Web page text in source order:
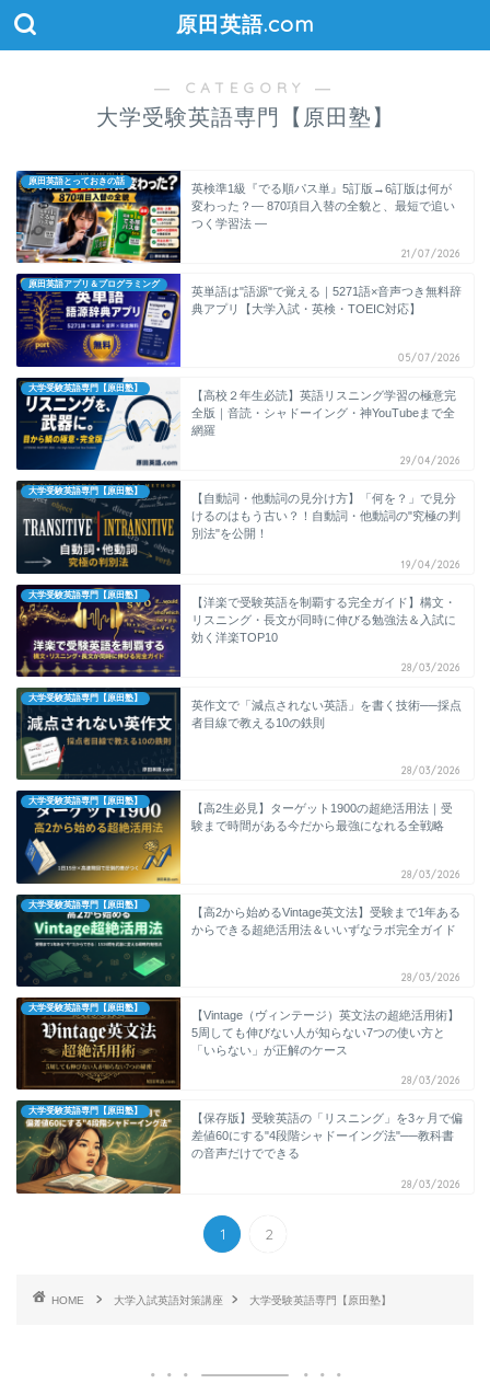
原田英語.com
― CATEGORY ―
大学受験英語専門【原田塾】
原田英語とっておきの話
英検準1級『でる順パス単』5訂版→6訂版は何が
変わった？― 870項目入替の全貌と、最短で追い
つく学習法 ―
21/07/2026
原田英語アプリ＆プログラミング
英単語は"語源"で覚える｜5271語×音声つき無料辞
典アプリ【大学入試・英検・TOEIC対応】
05/07/2026
大学受験英語専門【原田塾】
【高校２年生必読】英語リスニング学習の極意完
全版｜音読・シャドーイング・神YouTubeまで全
網羅
29/04/2026
大学受験英語専門【原田塾】
【自動詞・他動詞の見分け方】「何を？」で見分
けるのはもう古い？！自動詞・他動詞の"究極の判
別法"を公開！
19/04/2026
大学受験英語専門【原田塾】
【洋楽で受験英語を制覇する完全ガイド】構文・
リスニング・長文が同時に伸びる勉強法＆入試に
効く洋楽TOP10
28/03/2026
大学受験英語専門【原田塾】
英作文で「減点されない英語」を書く技術──採点
者目線で教える10の鉄則
28/03/2026
大学受験英語専門【原田塾】
【高2生必見】ターゲット1900の超絶活用法｜受
験まで時間がある今だから最強になれる全戦略
28/03/2026
大学受験英語専門【原田塾】
【高2から始めるVintage英文法】受験まで1年ある
からできる超絶活用法＆いいずなラボ完全ガイド
28/03/2026
大学受験英語専門【原田塾】
【Vintage（ヴィンテージ）英文法の超絶活用術】
5周しても伸びない人が知らない7つの使い方と
「いらない」が正解のケース
28/03/2026
大学受験英語専門【原田塾】
【保存版】受験英語の「リスニング」を3ヶ月で偏
差値60にする"4段階シャドーイング法"──教科書
の音声だけでできる
28/03/2026
1 2
HOME 大学入試英語対策講座 大学受験英語専門【原田塾】